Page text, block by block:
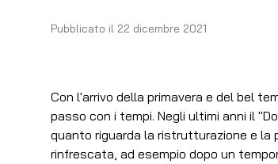
Pubblicato il 22 dicembre 2021
Con l'arrivo della primavera e del bel
passo con i tempi. Negli ultimi anni il
quanto riguarda la ristrutturazione e la
rinfrescata, ad esempio dopo un